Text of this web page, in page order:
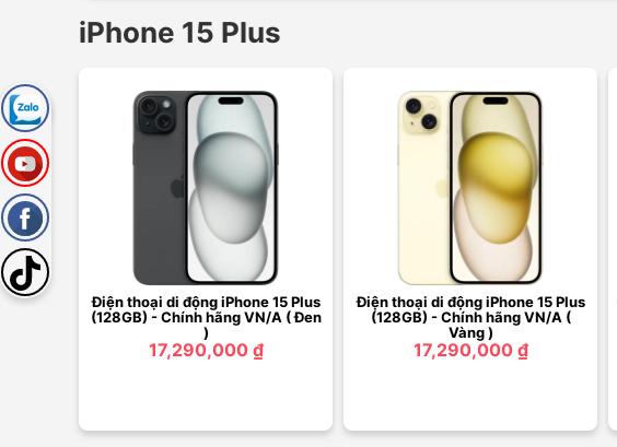
iPhone 15 Plus
Điện thoại di động iPhone 15 Plus
(128GB) - Chính hãng VN/A ( Đen
)
17,290,000 ₫
Điện thoại di động iPhone 15 Plus
(128GB) - Chính hãng VN/A (
Vàng )
17,290,000 ₫